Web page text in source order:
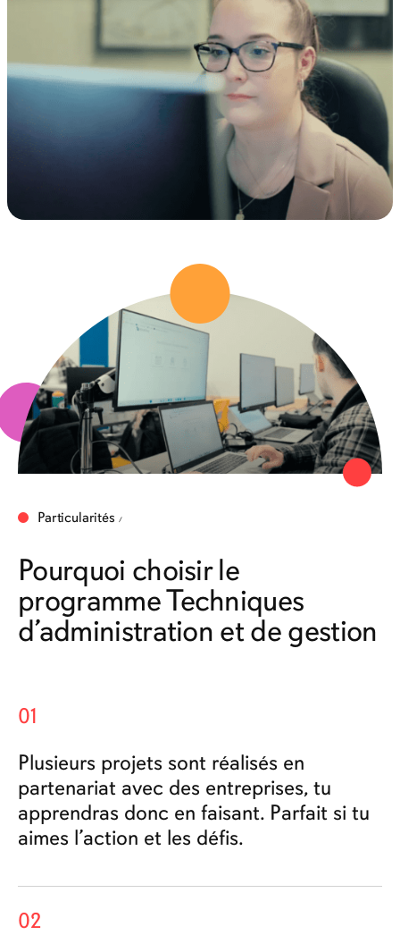
Particularités
Pourquoi choisir le
programme Techniques
d’administration et de gestion
01
Plusieurs projets sont réalisés en
partenariat avec des entreprises, tu
apprendras donc en faisant. Parfait si tu
aimes l’action et les défis.
02